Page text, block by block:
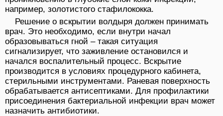
например, золотистого стафилококка.
Решение о вскрытии волдыря должен принимать
врач. Это необходимо, если внутри начал
образовываться гной – такая ситуация
сигнализирует, что заживление остановился и
начался воспалительный процесс. Вскрытие
производится в условиях процедурного кабинета,
стерильными инструментами. Раневая поверхность
обрабатывается антисептиками. Для профилактики
присоединения бактериальной инфекции врач может
назначить антибиотики.